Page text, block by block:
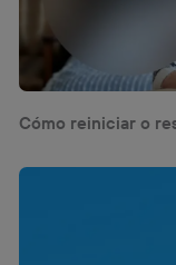
Cómo reiniciar o